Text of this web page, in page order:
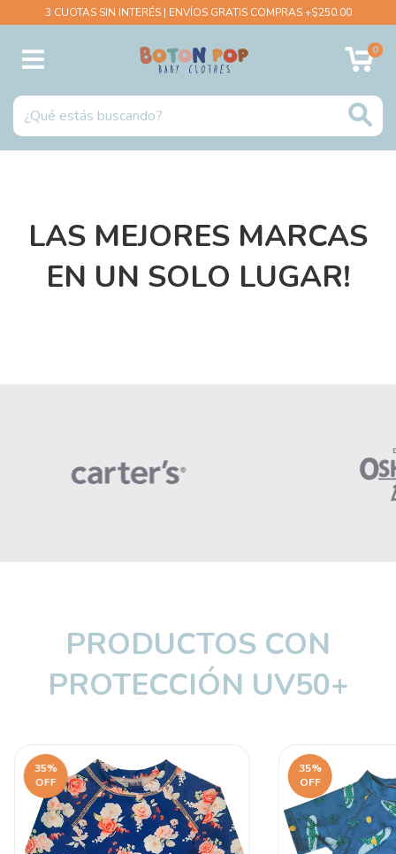
3 CUOTAS SIN INTERÉS | ENVÍOS GRATIS COMPRAS +$250.00
0
LAS MEJORES MARCAS
EN UN SOLO LUGAR!
PRODUCTOS CON
PROTECCIÓN UV50+
35%
OFF
35%
OFF